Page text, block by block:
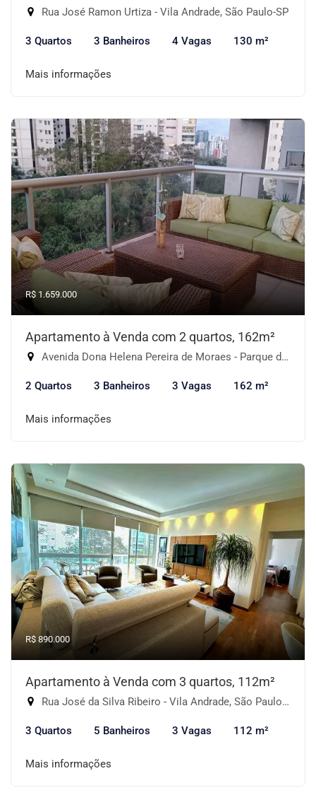
Rua José Ramon Urtiza - Vila Andrade, São Paulo-SP
3 Quartos 3 Banheiros 4 Vagas 130 m²
Mais informações
R$ 1.659.000
Apartamento à Venda com 2 quartos, 162m²
Avenida Dona Helena Pereira de Moraes - Parque do Morumbi, São Paulo-SP
2 Quartos 3 Banheiros 3 Vagas 162 m²
Mais informações
R$ 890.000
Apartamento à Venda com 3 quartos, 112m²
Rua José da Silva Ribeiro - Vila Andrade, São Paulo-SP
3 Quartos 5 Banheiros 3 Vagas 112 m²
Mais informações